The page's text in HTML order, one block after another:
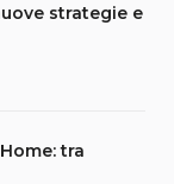
strategie e
tra